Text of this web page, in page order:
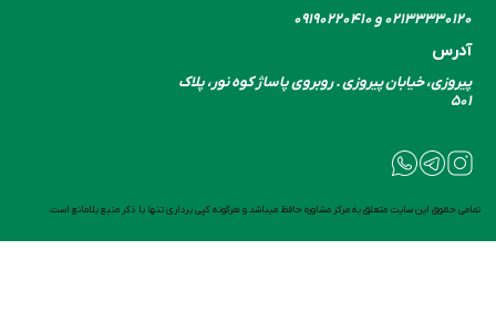
تمامی حقوق این سایت متعلق به مرکز مشاوره حافظ میباشد و هرگونه کپی برداری تنها با ذکر منبع بلامانع است.
۰۲۱۳۳۳۳۰​​​​​​​۱۲۰ و ۰۹۱۹۰۲۲۰۴۱۰
آدرس
پیروزی، خیابان پیروزی . روبروی پاساژ کوه نور، پلاک
۵۰۱